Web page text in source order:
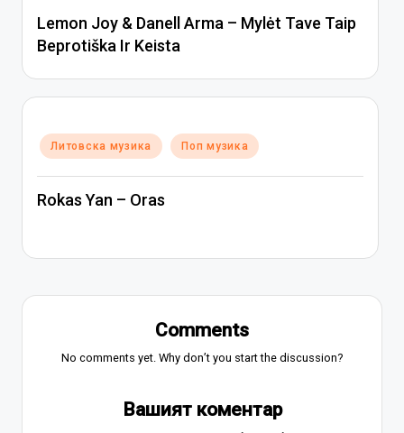
Lemon Joy & Danell Arma – Mylėt Tave Taip
Beprotiška Ir Keista
Posted
in
Литовска музика Поп музика
Rokas Yan – Oras
Comments
No comments yet. Why don’t you start the discussion?
Вашият коментар